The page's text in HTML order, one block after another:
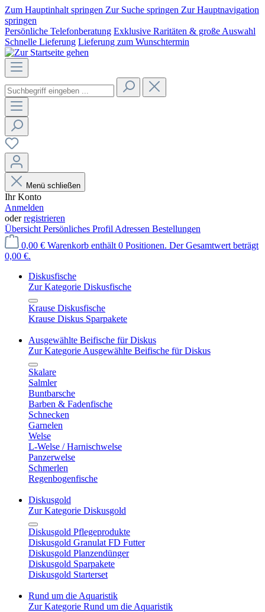
Zum Hauptinhalt springen Zur Suche springen Zur Hauptnavigation
springen
Persönliche Telefonberatung Exklusive Raritäten & große Auswahl
Schnelle Lieferung Lieferung zum Wunschtermin
Menü schließen
Ihr Konto
Anmelden
oderregistrieren
Übersicht Persönliches Profil Adressen Bestellungen
0,00 € Warenkorb enthält 0 Positionen. Der Gesamtwert beträgt
0,00 €.
Diskusfische
Zur Kategorie Diskusfische
Krause Diskusfische
Krause Diskus Sparpakete
Ausgewählte Beifische für Diskus
Zur Kategorie Ausgewählte Beifische für Diskus
Skalare
Salmler
Buntbarsche
Barben & Fadenfische
Schnecken
Garnelen
Welse
L-Welse / Harnischwelse
Panzerwelse
Schmerlen
Regenbogenfische
Diskusgold
Zur Kategorie Diskusgold
Diskusgold Pflegeprodukte
Diskusgold Granulat FD Futter
Diskusgold Planzendünger
Diskusgold Sparpakete
Diskusgold Starterset
Rund um die Aquaristik
Zur Kategorie Rund um die Aquaristik